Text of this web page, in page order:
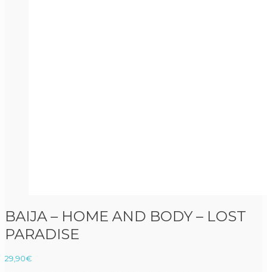
BAIJA – HOME AND BODY – LOST
PARADISE
29,90€